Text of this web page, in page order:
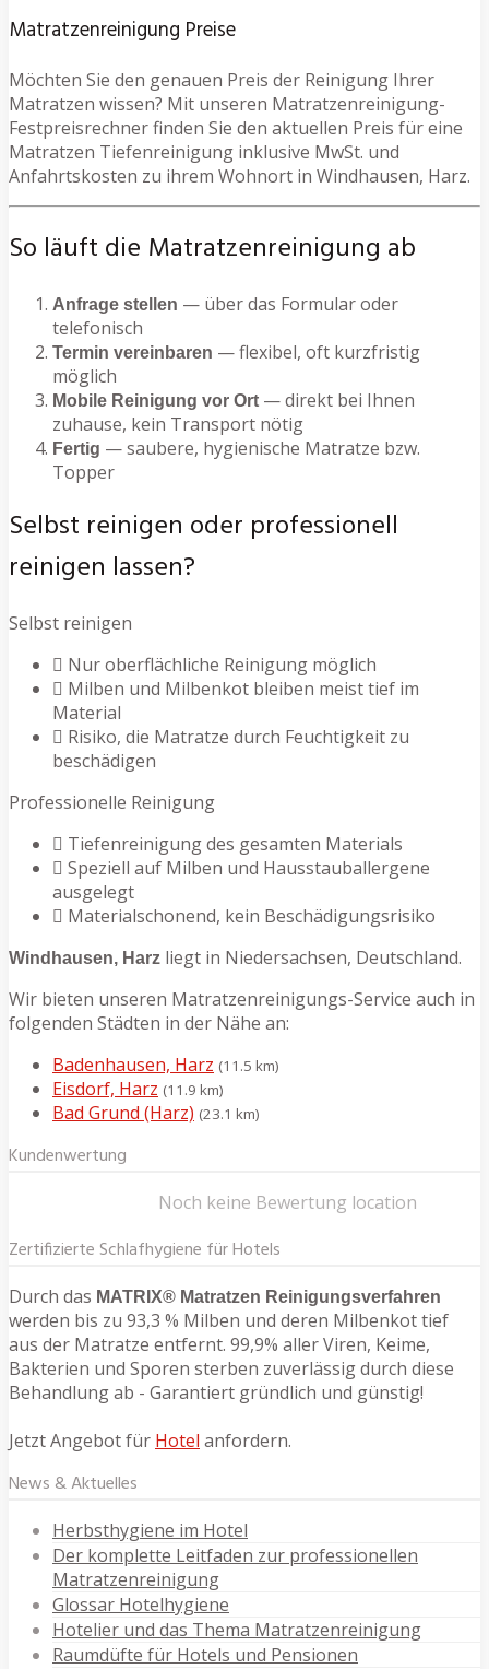
Matratzenreinigung Preise
Möchten Sie den genauen Preis der Reinigung Ihrer
Matratzen wissen? Mit unseren Matratzenreinigung-
Festpreisrechner finden Sie den aktuellen Preis für eine
Matratzen Tiefenreinigung inklusive MwSt. und
Anfahrtskosten zu ihrem Wohnort in Windhausen, Harz.
So läuft die Matratzenreinigung ab
Anfrage stellen — über das Formular oder
telefonisch
Termin vereinbaren — flexibel, oft kurzfristig
möglich
Mobile Reinigung vor Ort — direkt bei Ihnen
zuhause, kein Transport nötig
Fertig — saubere, hygienische Matratze bzw.
Topper
Selbst reinigen oder professionell
reinigen lassen?
Selbst reinigen
Nur oberflächliche Reinigung möglich
Milben und Milbenkot bleiben meist tief im
Material
Risiko, die Matratze durch Feuchtigkeit zu
beschädigen
Professionelle Reinigung
Tiefenreinigung des gesamten Materials
Speziell auf Milben und Hausstauballergene
ausgelegt
Materialschonend, kein Beschädigungsrisiko
Windhausen, Harz liegt in Niedersachsen, Deutschland.
Wir bieten unseren Matratzenreinigungs-Service auch in
folgenden Städten in der Nähe an:
Badenhausen, Harz (11.5 km)
Eisdorf, Harz (11.9 km)
Bad Grund (Harz) (23.1 km)
Kundenwertung
Noch keine Bewertung location
Zertifizierte Schlafhygiene für Hotels
Durch das MATRIX® Matratzen Reinigungsverfahren
werden bis zu 93,3 % Milben und deren Milbenkot tief
aus der Matratze entfernt. 99,9% aller Viren, Keime,
Bakterien und Sporen sterben zuverlässig durch diese
Behandlung ab - Garantiert gründlich und günstig!
Jetzt Angebot für Hotel anfordern.
News & Aktuelles
Herbsthygiene im Hotel
Der komplette Leitfaden zur professionellen
Matratzenreinigung
Glossar Hotelhygiene
Hotelier und das Thema Matratzenreinigung
Raumdüfte für Hotels und Pensionen